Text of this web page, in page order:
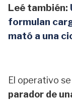
Leé también:
formulan
mató a una
El operativo se
parador de